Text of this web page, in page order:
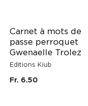
Carnet à mots de
passe perroquet
Gwenaelle Trolez
Editions Kiub
Fr. 6.50